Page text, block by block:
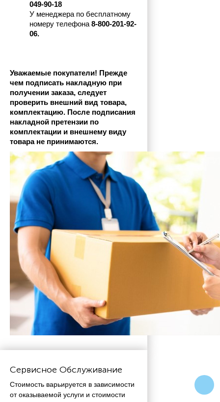
049-90-18
У менеджера по бесплатному
номеру телефона 8-800-201-92-
06.
Уважаемые покупатели! Прежде
чем подписать накладную при
получении заказа, следует
проверить внешний вид товара,
комплектацию. После подписания
накладной претензии по
комплектации и внешнему виду
товара не принимаются.
Сервисное Обслуживание
Стоимость варьируется в зависимости
от оказываемой услуги и стоимости